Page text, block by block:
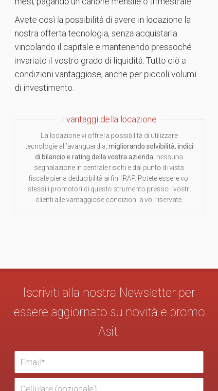
Avete così la possibilità di avere in locazione la
nostra offerta tecnologia, senza acquistarla
vincolando il capitale e mantenendo pressoché
invariato il vostro grado di liquidità. Tutto ciò a
condizioni vantaggiose, anche per piccoli volumi
di investimento.
I vantaggi della locazione
La locazione vi offre la possibilità di utilizzare
tecnologie all’avanguardia, migliorando solvibilità, indici
di bilancio e rating della vostra azienda , nessuna
segnalazione in centrale rischi e dal punto di vista
fiscale piena deducibilità ai fini IRAP. Potete essere voi
stessi i promotori di questo strumento presso i vostri
clienti alle vantaggiose condizioni a voi riservate.
Iscriviti alla nostra Newsletter per
essere aggiornato su novità e promo
Asit!